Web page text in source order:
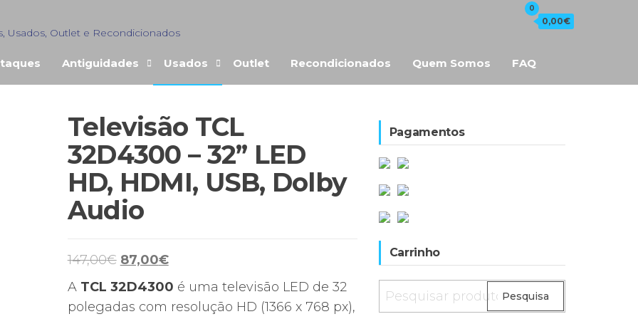
Usados, Outlet e Recondicionados
0
0,00€
Antiguidades Usados Outlet Recondicionados Quem Somos FAQ
Televisão TCL
32D4300 – 32” LED
HD, HDMI, USB, Dolby
Audio
147,00€ O
preço
original
87,00€O
preço
atual
A TCL 32D4300 é uma televisão LED de 32
polegadas com resolução HD (1366 x 768 px),
Pagamentos
Carrinho
Pesquisar
por:
Pesquisa